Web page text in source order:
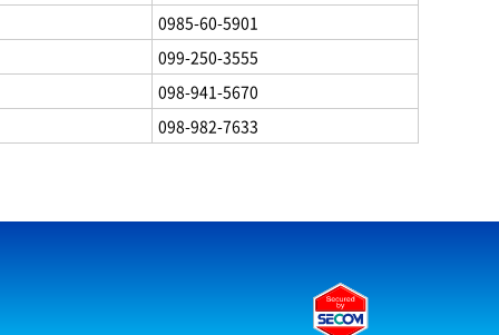
0985-60-5901
099-250-3555
098-941-5670
098-982-7633